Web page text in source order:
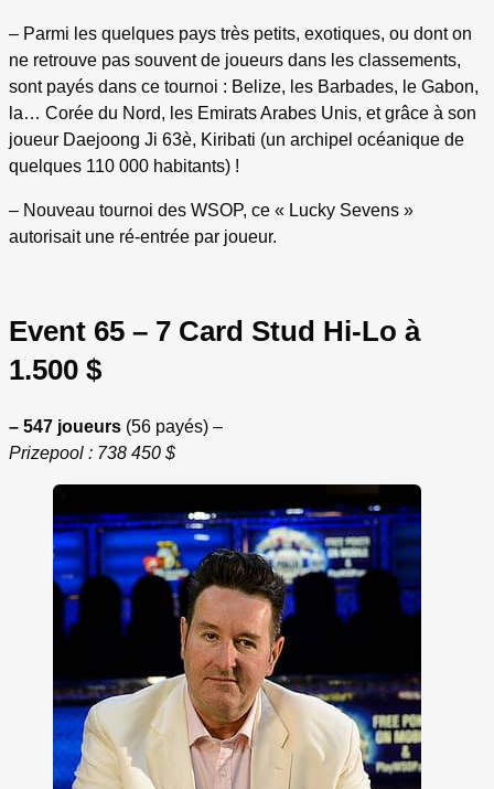
– Parmi les quelques pays très petits, exotiques, ou dont on
ne retrouve pas souvent de joueurs dans les classements,
sont payés dans ce tournoi : Belize, les Barbades, le Gabon,
la… Corée du Nord, les Emirats Arabes Unis, et grâce à son
joueur Daejoong Ji 63è, Kiribati (un archipel océanique de
quelques 110 000 habitants) !
– Nouveau tournoi des WSOP, ce « Lucky Sevens »
autorisait une ré-entrée par joueur.
Event 65 – 7 Card Stud Hi-Lo à
1.500 $
– 547 joueurs (56 payés) –
Prizepool : 738 450 $